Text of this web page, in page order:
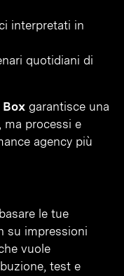
interpretati in
quotidiani di
Box garantisce una
ma processi e
agency più
le tue
su impressioni
vuole
test e